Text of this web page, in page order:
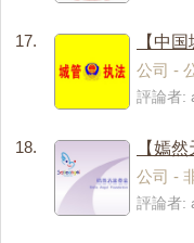
17.
【中
公司 -
評論者
18.
【嫣
公司 -
評論者